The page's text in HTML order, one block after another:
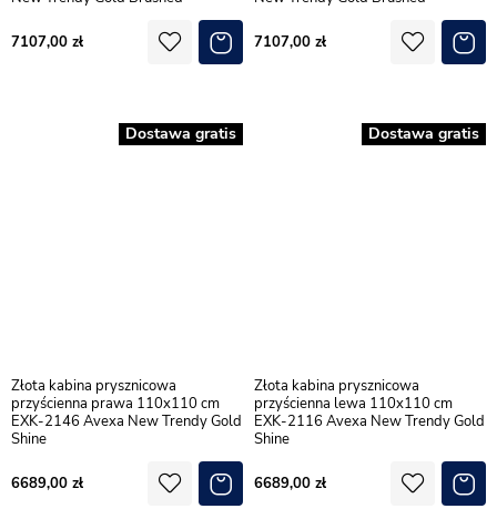
7107,00 7107,00
Złota kabina prysznicowa
przyścienna prawa 110x110 cm
EXK-2146 Avexa New Trendy Gold
Shine
6689,00
Dostawa gratis
Złota kabina prysznicowa
przyścienna lewa 110x110 cm
EXK-2116 Avexa New Trendy Gold
Shine
6689,00
Dostawa gratis